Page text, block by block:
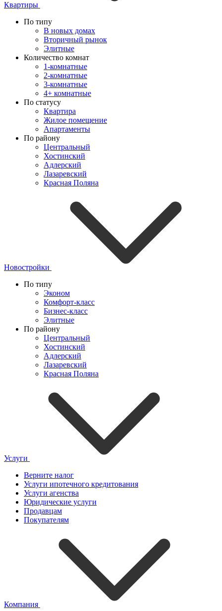
Квартиры
По типу
В новых домах
Вторичный рынок
Элитные
Количество комнат
1-комнатные
2-комнатные
3-комнатные
4+ комнатные
По статусу
Квартира
Жилое помещение
Апартаменты
По району
Центральный
Хостинский
Адлерский
Лазаревский
Красная Поляна
Новостройки
По типу
Эконом
Комфорт-класс
Бизнес-класс
Элитные
По району
Центральный
Хостинский
Адлерский
Лазаревский
Красная Поляна
Услуги
Верните налог
Услуги ипотечного кредитования
Услуги агенства
Юридические услуги
Продавцам
Покупателям
Компания